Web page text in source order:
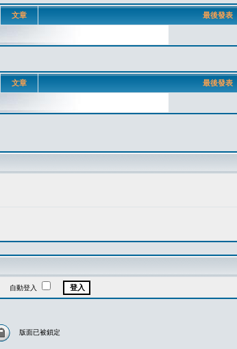
文章 最後發表
文章 最後發表
自動登入
版面已被鎖定